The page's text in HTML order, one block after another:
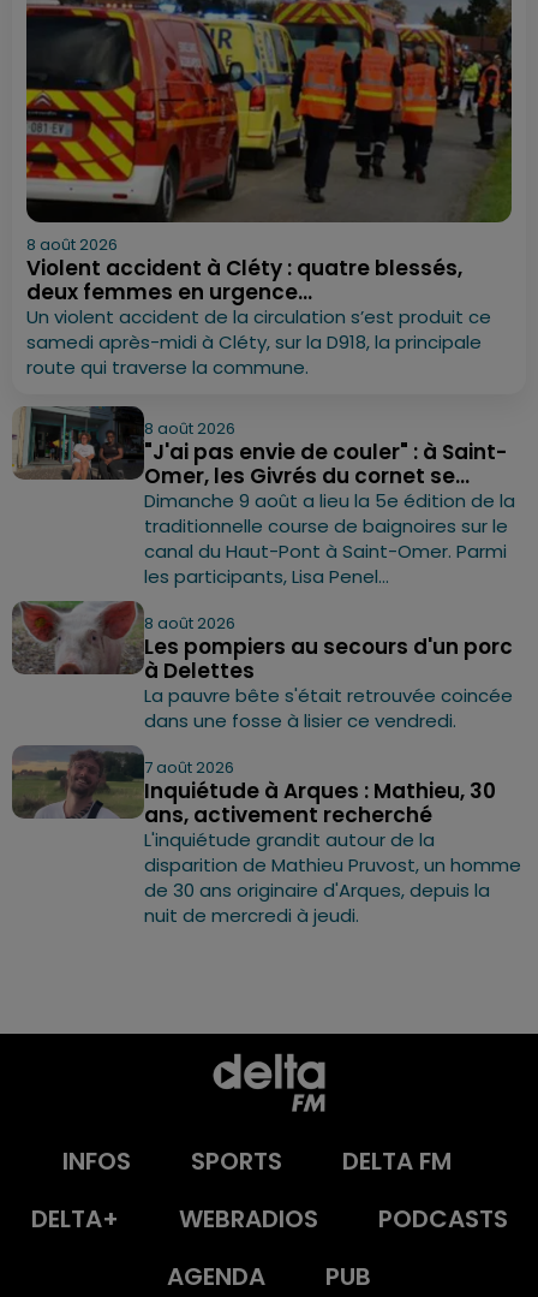
8 août 2026
Violent accident à Cléty : quatre blessés,
deux femmes en urgence...
Un violent accident de la circulation s’est produit ce
samedi après-midi à Cléty, sur la D918, la principale
route qui traverse la commune.
8 août 2026
"J'ai pas envie de couler" : à Saint-
Omer, les Givrés du cornet se...
Dimanche 9 août a lieu la 5e édition de la
traditionnelle course de baignoires sur le
canal du Haut-Pont à Saint-Omer. Parmi
les participants, Lisa Penel...
8 août 2026
Les pompiers au secours d'un porc
à Delettes
La pauvre bête s'était retrouvée coincée
dans une fosse à lisier ce vendredi.
7 août 2026
Inquiétude à Arques : Mathieu, 30
ans, activement recherché
L'inquiétude grandit autour de la
disparition de Mathieu Pruvost, un homme
de 30 ans originaire d'Arques, depuis la
nuit de mercredi à jeudi.
INFOS SPORTS
DELTA FM
DELTA+
WEBRADIOS
PODCASTS
AGENDA
PUB